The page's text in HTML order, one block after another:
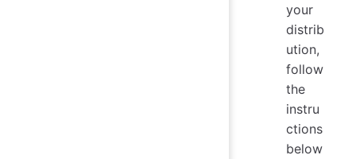
your
distrib
ution,
follow
the
instru
ctions
below